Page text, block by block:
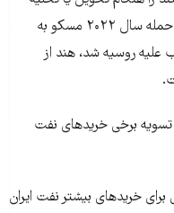
انجام می‌دهند، نه پیش از آن. پس از آن‌که حمله سال ۲۰۲۲ مسکو به
علیه روسیه شد، هند از
تسویه برخی خریدهای نفت
خریدهای بیشتر نفت ایران